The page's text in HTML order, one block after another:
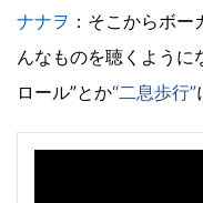
ナナヲ ：そこからボ
んなものを聴くように
ロール”とか“二息歩行”